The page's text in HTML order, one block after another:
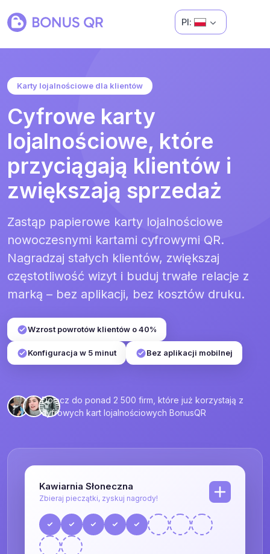
Pl:
Karty lojalnościowe dla klientów
Cyfrowe karty
lojalnościowe, które
przyciągają klientów i
zwiększają sprzedaż
Zastąp papierowe karty lojalnościowe
nowoczesnymi kartami cyfrowymi QR.
Nagradzaj stałych klientów, zwiększaj
częstotliwość wizyt i buduj trwałe relacje z
marką – bez aplikacji, bez kosztów druku.
Wzrost powrotów klientów o 40%
Konfiguracja w 5 minut Bez aplikacji mobilnej
Dołącz do ponad 2 500 firm, które już korzystają z
cyfrowych kart lojalnościowych BonusQR
Kawiarnia Słoneczna
Zbieraj pieczątki, zyskuj nagrody!